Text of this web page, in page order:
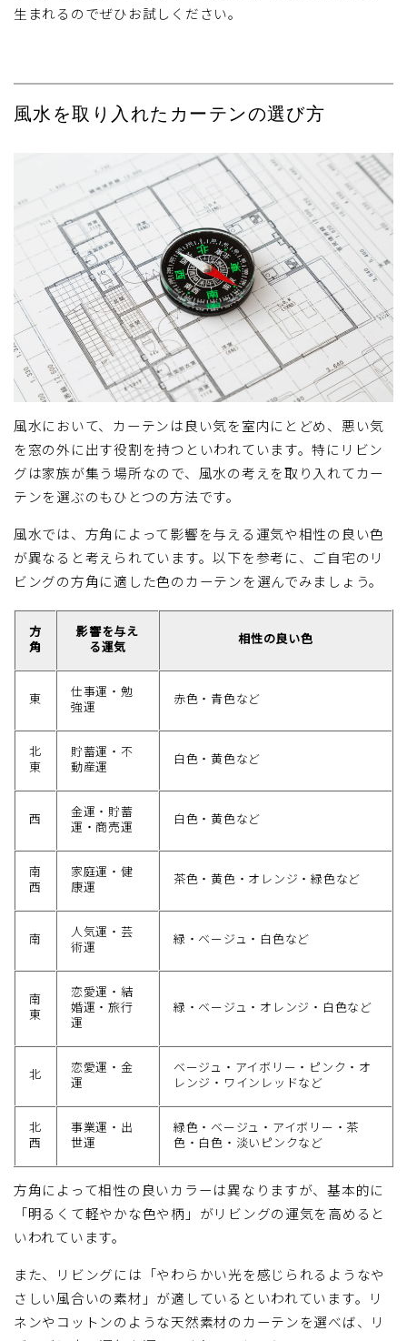
生まれるのでぜひお試しください。
風水を取り入れたカーテンの選び方
風水において、カーテンは良い気を室内にとどめ、悪い気
を窓の外に出す役割を持つといわれています。特にリビン
グは家族が集う場所なので、風水の考えを取り入れてカー
テンを選ぶのもひとつの方法です。
風水では、方角によって影響を与える運気や相性の良い色
が異なると考えられています。以下を参考に、ご自宅のリ
ビングの方角に適した色のカーテンを選んでみましょう。
方
角
影響を与え
る運気
相性の良い色
東
仕事運・勉
強運
赤色・青色など
北
東
貯蓄運・不
動産運
白色・黄色など
西
金運・貯蓄
運・商売運
白色・黄色など
南
西
家庭運・健
康運
茶色・黄色・オレンジ・緑色など
南
人気運・芸
術運
緑・ベージュ・白色など
南
東
恋愛運・結
婚運・旅行
運
緑・ベージュ・オレンジ・白色など
北
恋愛運・金
運
ベージュ・アイボリー・ピンク・オ
レンジ・ワインレッドなど
北
西
事業運・出
世運
緑色・ベージュ・アイボリー・茶
色・白色・淡いピンクなど
方角によって相性の良いカラーは異なりますが、基本的に
「明るくて軽やかな色や柄」がリビングの運気を高めると
いわれています。
また、リビングには「やわらかい光を感じられるようなや
さしい風合いの素材」が適しているといわれています。リ
ネンやコットンのような天然素材のカーテンを選べば、リ